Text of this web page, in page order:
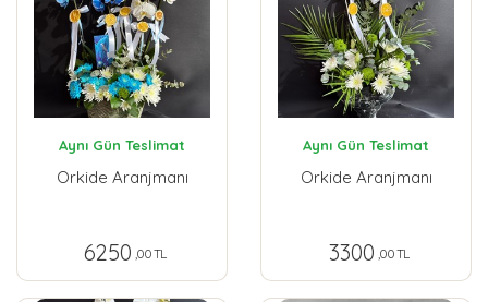
Aynı Gün Teslimat
Orkide Aranjmanı
6250 ,00 TL
Aynı Gün Teslimat
Orkide Aranjmanı
3300 ,00 TL